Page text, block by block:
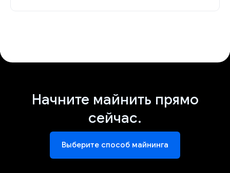
Начните майнить прямо
сейчас.
Выберите способ майнинга